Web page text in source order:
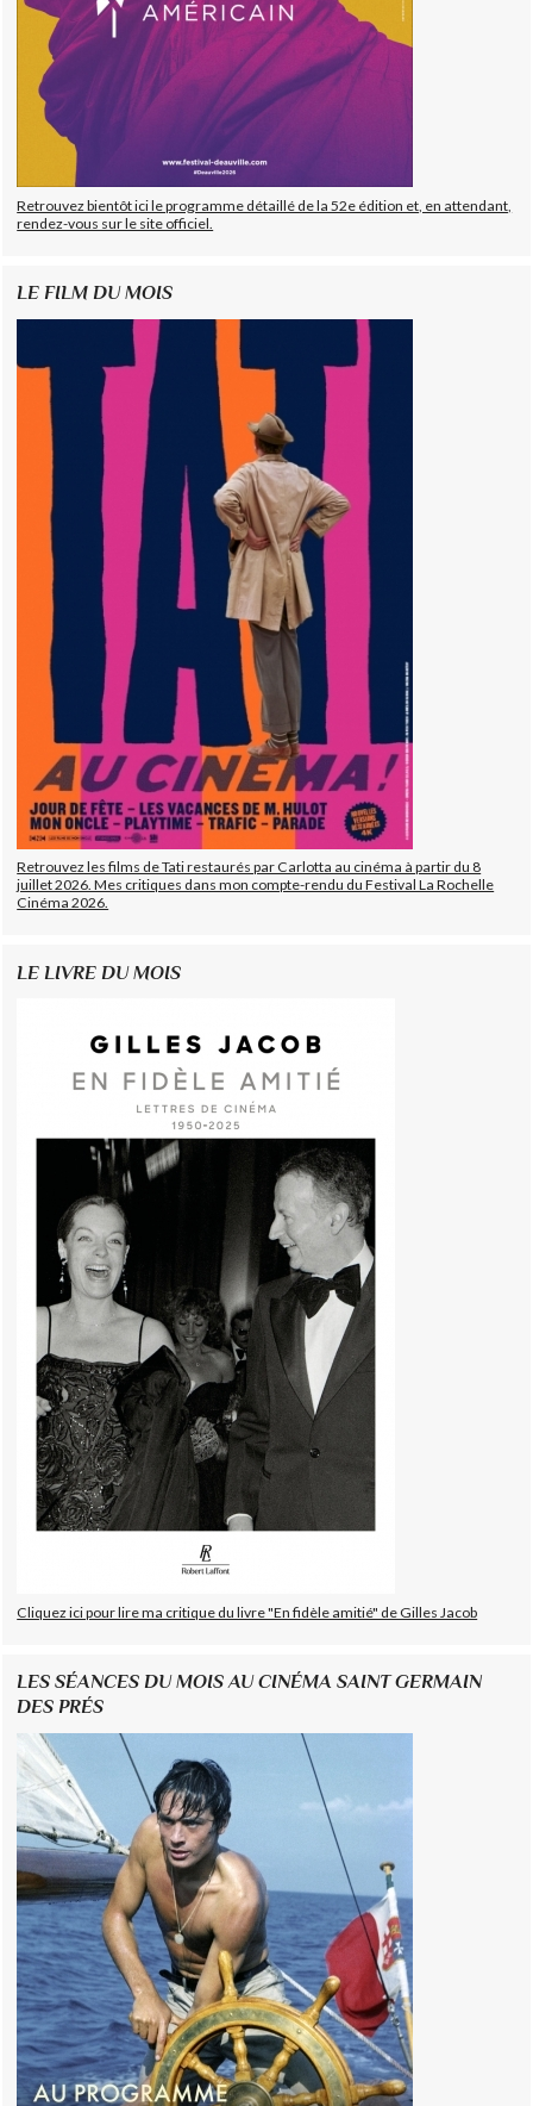
Retrouvez bientôt ici le programme détaillé de la 52e édition et, en attendant,
rendez-vous sur le site officiel.
LE FILM DU MOIS
Retrouvez les films de Tati restaurés par Carlotta au cinéma à partir du 8
juillet 2026. Mes critiques dans mon compte-rendu du Festival La Rochelle
Cinéma 2026.
LE LIVRE DU MOIS
Cliquez ici pour lire ma critique du livre "En fidèle amitié" de Gilles Jacob
LES SÉANCES DU MOIS AU CINÉMA SAINT GERMAIN
DES PRÉS